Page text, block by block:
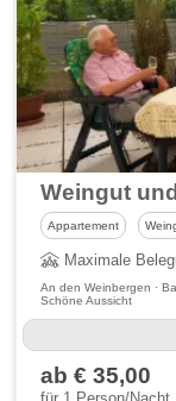
Appartement
Maximale
An den Weinbergen ·
Schöne Aussicht
ab € 35,00